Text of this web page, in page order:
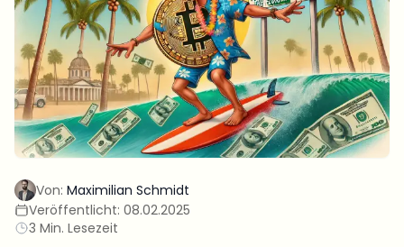
Von: Maximilian Schmidt
Veröffentlicht: 08.02.2025
3 Min. Lesezeit